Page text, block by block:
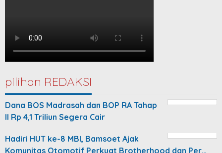
pilihan REDAKSI
Dana BOS Madrasah dan BOP RA Tahap
II Rp 4,1 Triliun Segera Cair
Hadiri HUT ke-8 MBI, Bamsoet Ajak
Komunitas Otomotif Perkuat Brotherhood dan Per…